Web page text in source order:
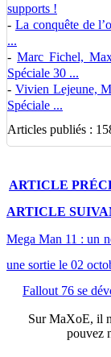
supports !
- La conquête de
...
-Marc Fichel,
Spéciale 30 ...
- Vivien Lejeune,
Spéciale ...
Articles publiés :
ARTICLE
ARTICLE
Mega Man 11 : un
une sortie le 02
Fallout 76 se
SurMaXoE, il
pouvez